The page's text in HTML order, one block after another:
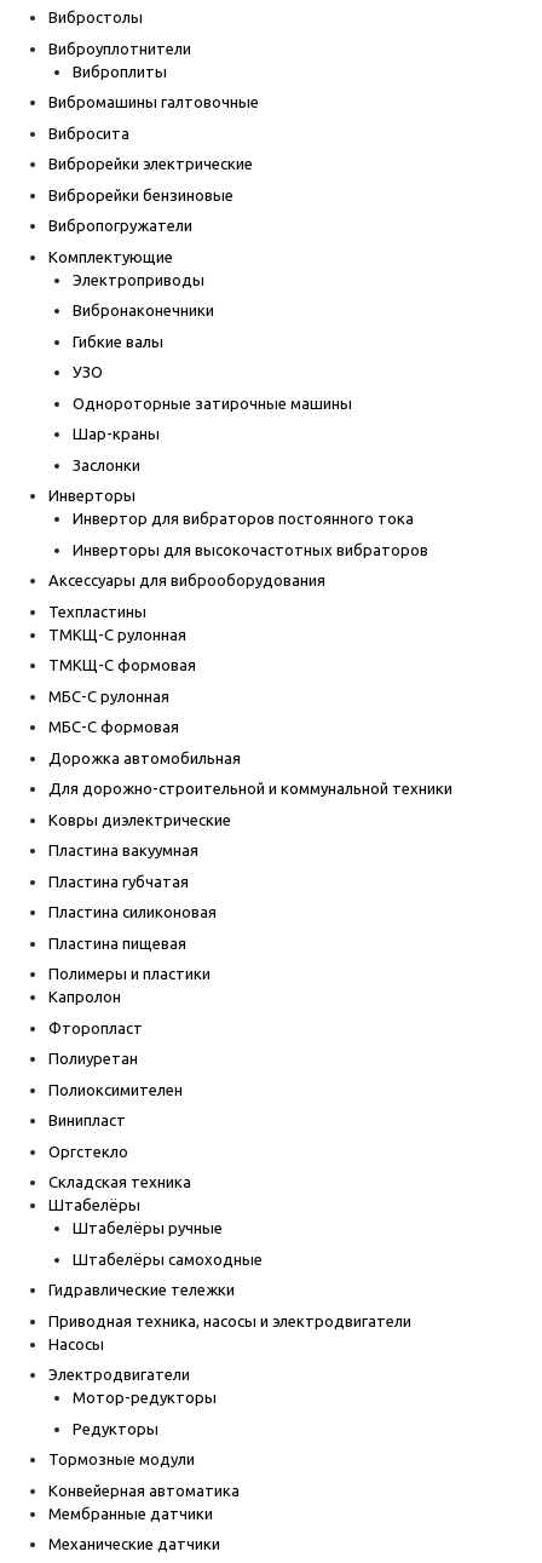
Вибростолы
Виброуплотнители
Виброплиты
Вибромашины галтовочные
Вибросита
Виброрейки электрические
Виброрейки бензиновые
Вибропогружатели
Комплектующие
Электроприводы
Вибронаконечники
Гибкие валы
УЗО
Однороторные затирочные машины
Шар-краны
Заслонки
Инверторы
Инвертор для вибраторов постоянного тока
Инверторы для высокочастотных вибраторов
Аксессуары для виброоборудования
Техпластины
ТМКЩ-С рулонная
ТМКЩ-С формовая
МБС-С рулонная
МБС-С формовая
Дорожка автомобильная
Для дорожно-строительной и коммунальной техники
Ковры диэлектрические
Пластина вакуумная
Пластина губчатая
Пластина силиконовая
Пластина пищевая
Полимеры и пластики
Капролон
Фторопласт
Полиуретан
Полиоксимителен
Винипласт
Оргстекло
Складская техника
Штабелёры
Штабелёры ручные
Штабелёры самоходные
Гидравлические тележки
Приводная техника, насосы и электродвигатели
Насосы
Электродвигатели
Мотор-редукторы
Редукторы
Тормозные модули
Конвейерная автоматика
Мембранные датчики
Механические датчики